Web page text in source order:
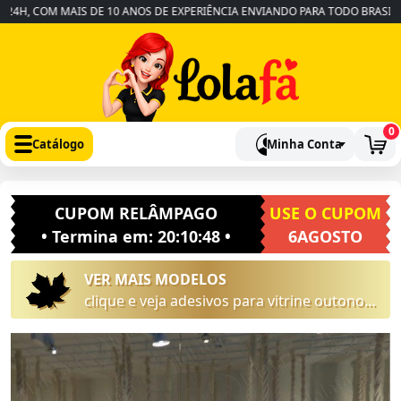
COM MAIS DE 10 ANOS DE EXPERIÊNCIA ENVIANDO PARA TODO BRASIL
Catálogo Minha Conta
0
CUPOM RELÂMPAGO
• Termina em: 20:10:47•
USE O CUPOM
6AGOSTO
VER MAIS MODELOS
clique e veja adesivos para vitrine outono
inverno